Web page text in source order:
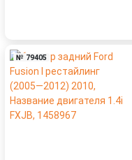
№ 79405